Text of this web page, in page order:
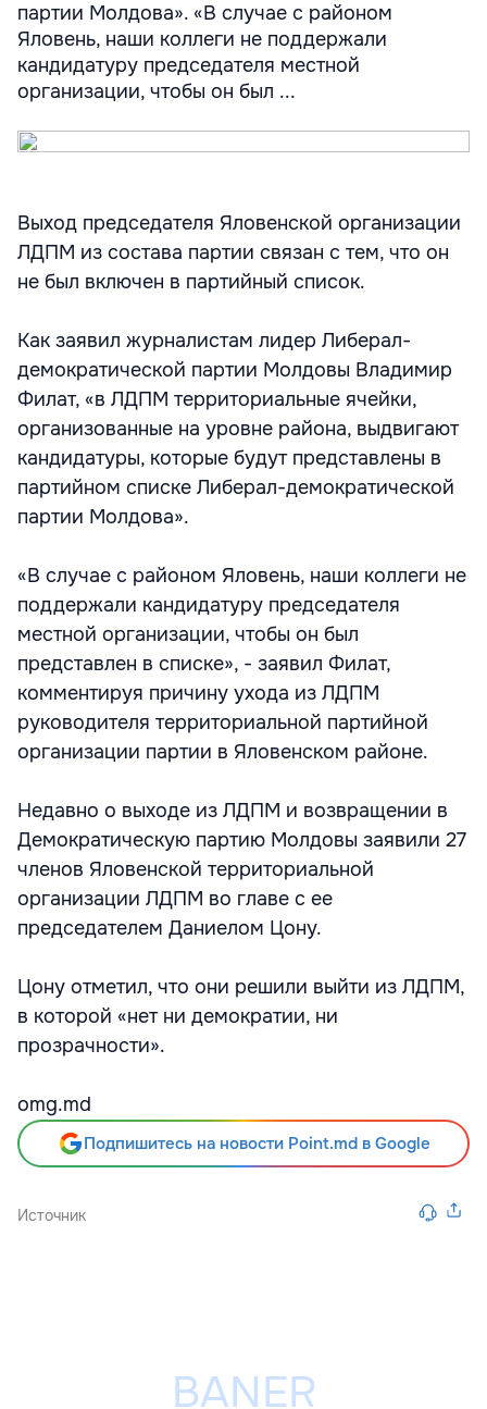
партии Молдова». «В случае с районом
Яловень, наши коллеги не поддержали
кандидатуру председателя местной
организации, чтобы он был ...
Выход председателя Яловенской организации
ЛДПМ из состава партии связан с тем, что он
не был включен в партийный список.
Как заявил журналистам лидер Либерал-
демократической партии Молдовы Владимир
Филат, «в ЛДПМ территориальные ячейки,
организованные на уровне района, выдвигают
кандидатуры, которые будут представлены в
партийном списке Либерал-демократической
партии Молдова».
«В случае с районом Яловень, наши коллеги не
поддержали кандидатуру председателя
местной организации, чтобы он был
представлен в списке», - заявил Филат,
комментируя причину ухода из ЛДПМ
руководителя территориальной партийной
организации партии в Яловенском районе.
Недавно о выходе из ЛДПМ и возвращении в
Демократическую партию Молдовы заявили 27
членов Яловенской территориальной
организации ЛДПМ во главе с ее
председателем Даниелом Цону.
Цону отметил, что они решили выйти из ЛДПМ,
в которой «нет ни демократии, ни
прозрачности».
omg.md
Подпишитесь на новости Point.md в Google
Источник